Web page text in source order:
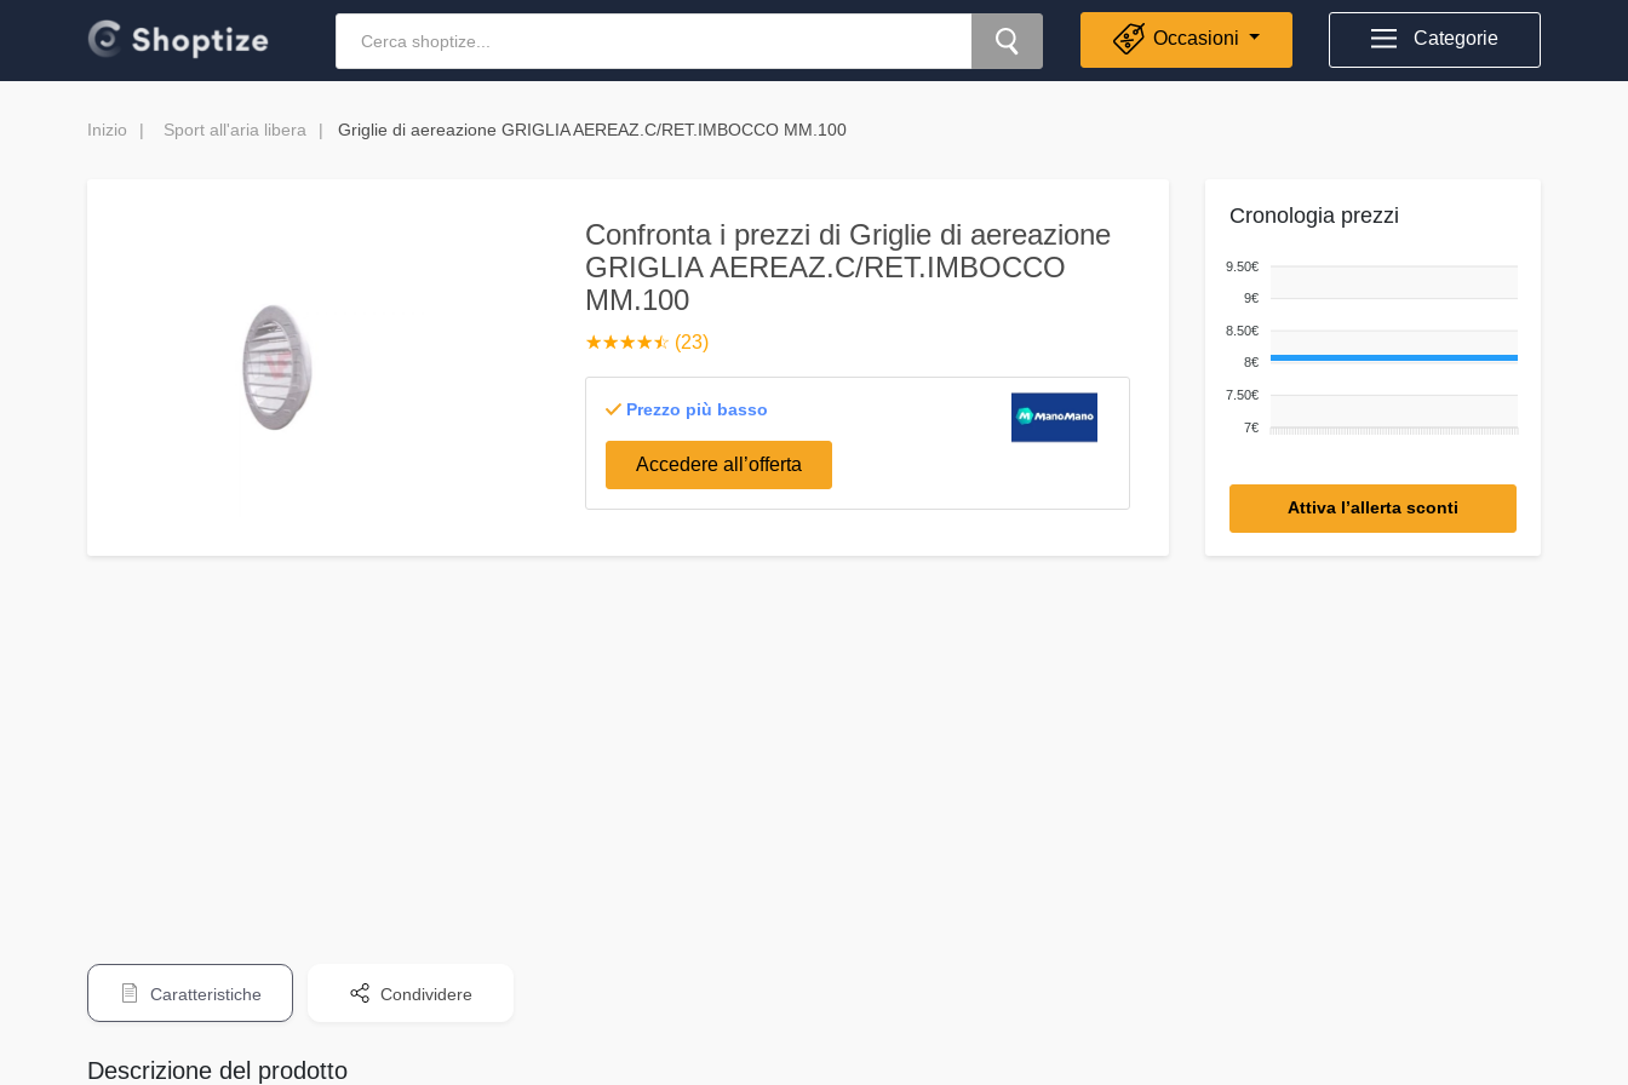
Occasioni Categorie
Inizio Sport all'aria libera Griglie di aereazione GRIGLIA AEREAZ.C/RET.IMBOCCO MM.100
Confronta i prezzi di Griglie di aereazione
GRIGLIA AEREAZ.C/RET.IMBOCCO
MM.100
☆☆☆☆☆
★★★★★ (23)
Prezzo più basso
Accedere all’offerta
Cronologia prezzi
9.50€
9€
8.50€
8€
7.50€
7€
Attiva l’allerta sconti
Caratteristiche Condividere
Descrizione del prodotto